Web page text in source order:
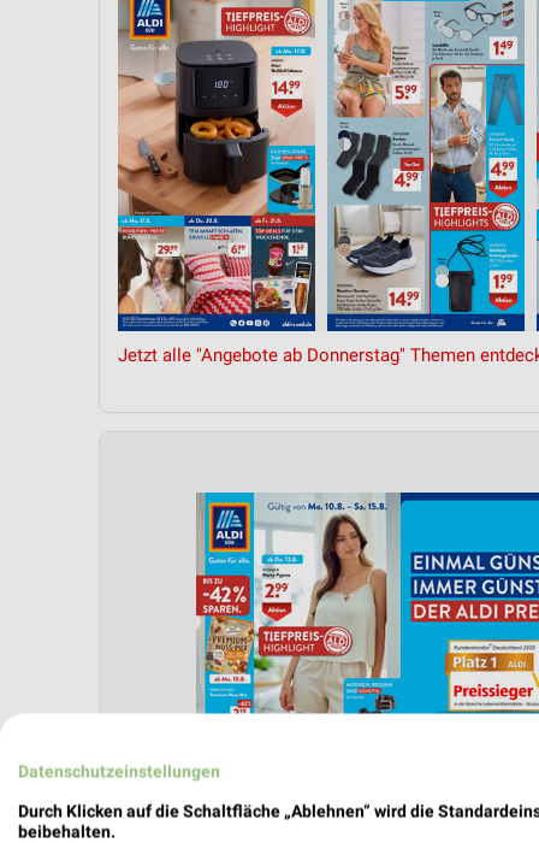
Jetzt alle "Angebote ab Donnerstag" Themen
Datenschutzeinstellungen
Durch Klicken auf die Schaltfläche „Ablehnen“ wird die
beibehalten.